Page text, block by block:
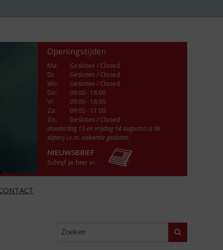
Openingstijden
Ma:
Gesloten / Closed
Di:
Gesloten / Closed
Wo:
Gesloten / Closed
Do:
09:00 - 18:00
Vr:
09:00 - 18:00
Za:
09:00 - 17:00
Zo:
Gesloten / Closed
donderdag 13 en vrijdag 14 augustus is de
slijterij i.v.m. vakantie gesloten.
NIEUWSBRIEF
Schrijf je hier in
Zoeken